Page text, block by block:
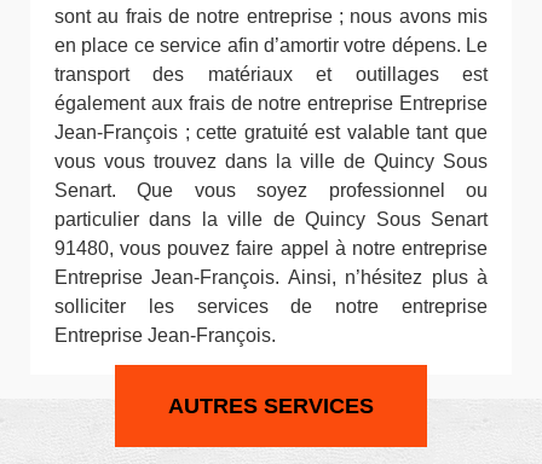
sont au frais de notre entreprise ; nous avons mis
en place ce service afin d’amortir votre dépens. Le
transport des matériaux et outillages est
également aux frais de notre entreprise Entreprise
Jean-François ; cette gratuité est valable tant que
vous vous trouvez dans la ville de Quincy Sous
Senart. Que vous soyez professionnel ou
particulier dans la ville de Quincy Sous Senart
91480, vous pouvez faire appel à notre entreprise
Entreprise Jean-François. Ainsi, n’hésitez plus à
solliciter les services de notre entreprise
Entreprise Jean-François.
AUTRES SERVICES